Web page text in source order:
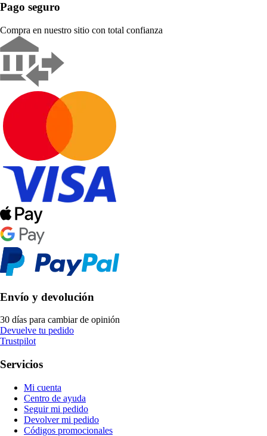
Pago seguro
Compra en nuestro sitio con total confianza
Envío y devolución
30 días para cambiar de opinión
Devuelve tu pedido
Trustpilot
Servicios
Mi cuenta
Centro de ayuda
Seguir mi pedido
Devolver mi pedido
Códigos promocionales